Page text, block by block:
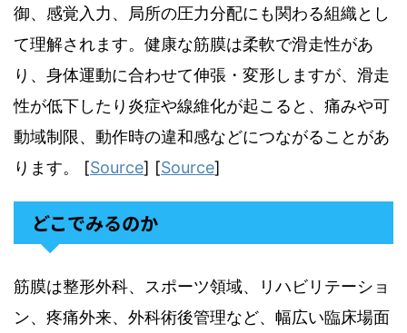
御、感覚入力、局所の圧力分配にも関わる組織とし
て理解されます。健康な筋膜は柔軟で滑走性があ
り、身体運動に合わせて伸張・変形しますが、滑走
性が低下したり炎症や線維化が起こると、痛みや可
動域制限、動作時の違和感などにつながることがあ
ります。 [Source] [Source]
どこでみるのか
筋膜は整形外科、スポーツ領域、リハビリテーショ
ン、疼痛外来、外科術後管理など、幅広い臨床場面